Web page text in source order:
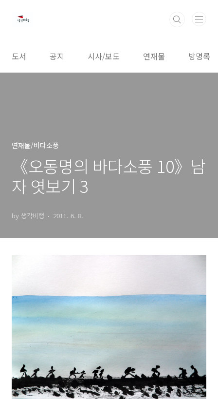
도서 공지 시사/보도 연재물 방명록
연재물/바다소풍
《오동명의 바다소풍 10》남
자 엿보기 3
by 생각비행 2011. 6. 8.